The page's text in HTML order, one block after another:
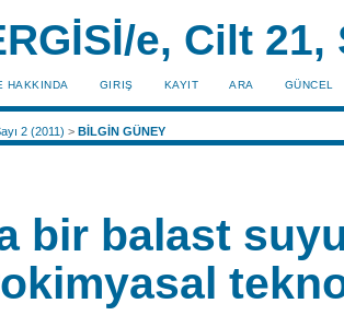
e, Cilt 21,
HAKKINDA GIRIŞ KAYIT ARA GÜNCEL
2 (2011) >BİLGİN GÜNEY
bir balast